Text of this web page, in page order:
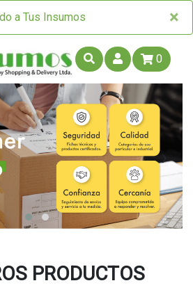
a Tus Insumos ×
×
0
›
PRODUCTOS